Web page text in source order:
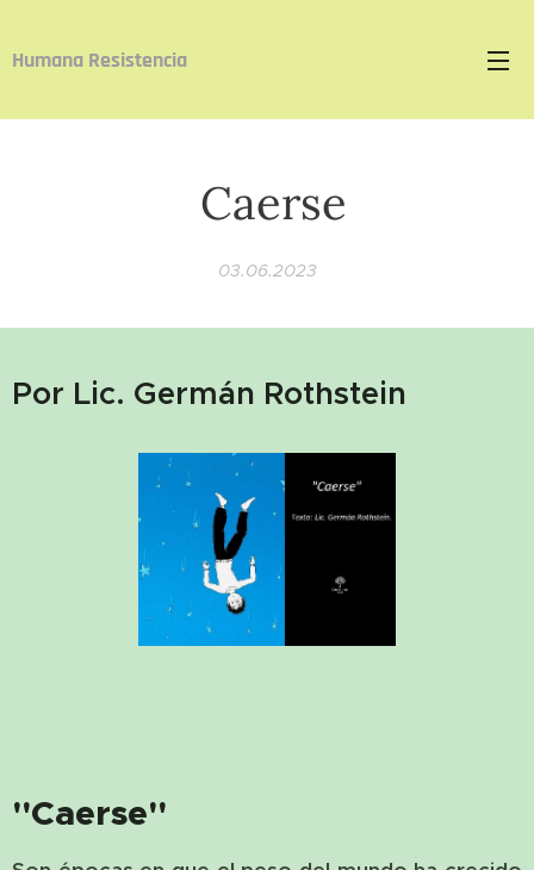
Humana Resistencia
Caerse
03.06.2023
Por Lic. Germán Rothstein
"Caerse"